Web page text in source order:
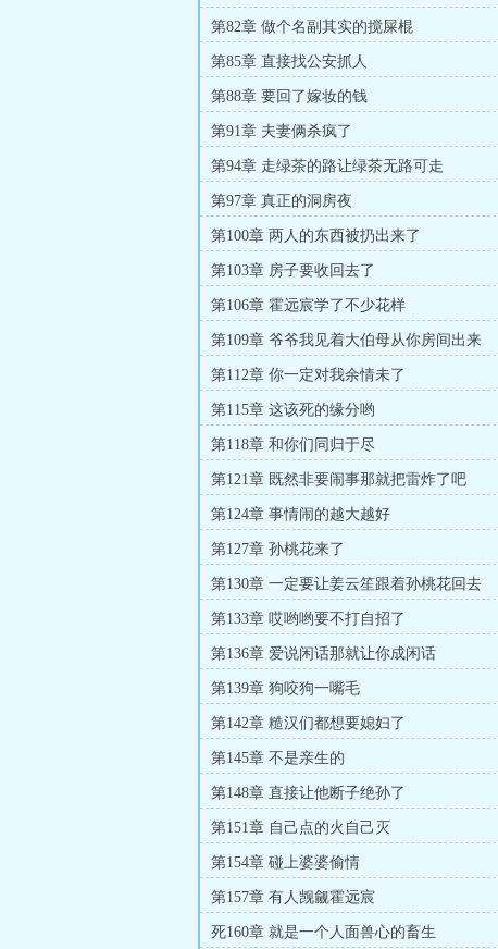
第82章 做个名副其实的搅屎棍
第85章 直接找公安抓人
第88章 要回了嫁妆的钱
第91章 夫妻俩杀疯了
第94章 走绿茶的路让绿茶无路可走
第97章 真正的洞房夜
第100章 两人的东西被扔出来了
第103章 房子要收回去了
第106章 霍远宸学了不少花样
第109章 爷爷我见着大伯母从你房间出来
第112章 你一定对我余情未了
第115章 这该死的缘分哟
第118章 和你们同归于尽
第121章 既然非要闹事那就把雷炸了吧
第124章 事情闹的越大越好
第127章 孙桃花来了
第130章 一定要让姜云笙跟着孙桃花回去
第133章 哎哟哟要不打自招了
第136章 爱说闲话那就让你成闲话
第139章 狗咬狗一嘴毛
第142章 糙汉们都想要媳妇了
第145章 不是亲生的
第148章 直接让他断子绝孙了
第151章 自己点的火自己灭
第154章 碰上婆婆偷情
第157章 有人觊觎霍远宸
死160章 就是一个人面兽心的畜生